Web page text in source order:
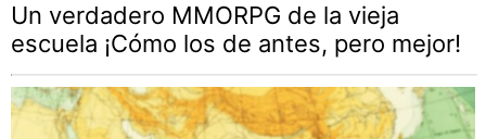
Un verdadero MMORPG de la vieja
escuela ¡Cómo los de antes, pero mejor!